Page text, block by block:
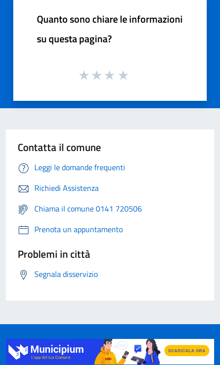
Quanto sono chiare le informazioni
su questa pagina?
Contatta il comune
Leggi le domande frequenti
Richiedi Assistenza
Chiama il comune 0141 720506
Prenota un appuntamento
Problemi in città
Segnala disservizio